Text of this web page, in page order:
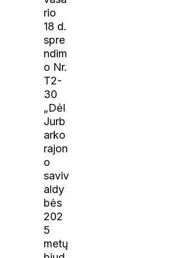
rio
18 d.
spre
ndim
o Nr.
T2-
30
„Dėl
Jurb
arko
rajon
o
saviv
aldy
bės
202
5
metų